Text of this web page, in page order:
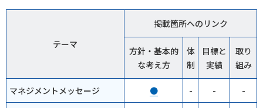
テーマ
掲載箇所へのリンク
方針・基本的
な考え方
体
制
目標と
実績
取り
組み
マネジメントメッセージ ● - - -